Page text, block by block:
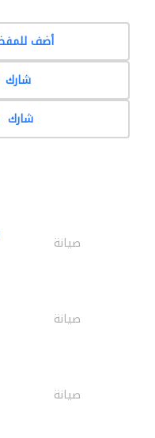
أضف
شارك
شارك
صيانة
صيانة
صيانة